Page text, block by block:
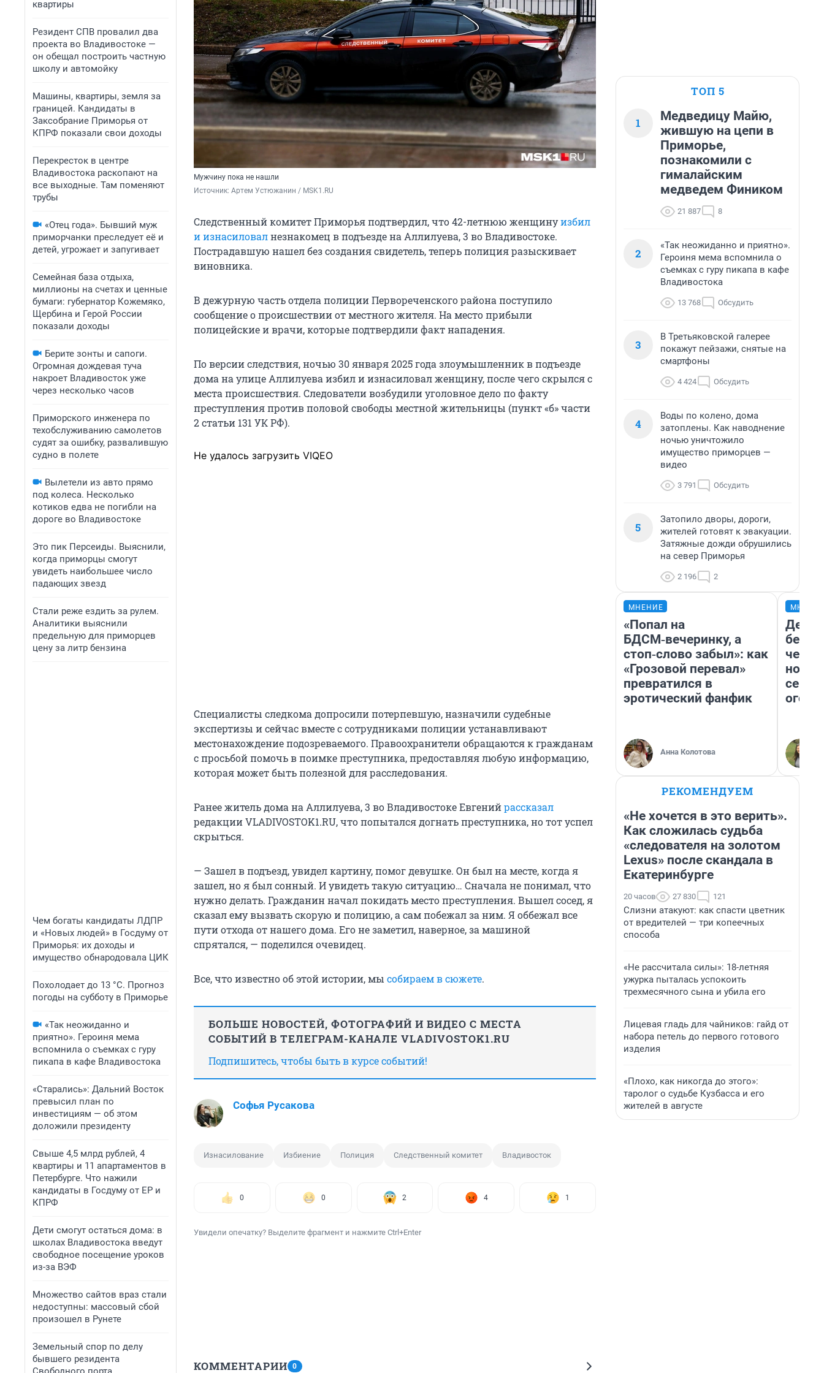
квартиры
Резидент СПВ провалил два
проекта во Владивостоке —
он обещал построить частную
школу и автомойку
Машины, квартиры, земля за
границей. Кандидаты в
Заксобрание Приморья от
КПРФ показали свои доходы
Перекресток в центре
Владивостока раскопают на
все выходные. Там поменяют
трубы
«Отец года». Бывший муж
приморчанки преследует её и
детей, угрожает и запугивает
Семейная база отдыха,
миллионы на счетах и ценные
бумаги: губернатор Кожемяко,
Щербина и Герой России
показали доходы
Берите зонты и сапоги.
Огромная дождевая туча
накроет Владивосток уже
через несколько часов
Приморского инженера по
техобслуживанию самолетов
судят за ошибку, развалившую
судно в полете
Вылетели из авто прямо
под колеса. Несколько
котиков едва не погибли на
дороге во Владивостоке
Это пик Персеиды. Выяснили,
когда приморцы смогут
увидеть наибольшее число
падающих звезд
Стали реже ездить за рулем.
Аналитики выяснили
предельную для приморцев
цену за литр бензина
Чем богаты кандидаты ЛДПР
и «Новых людей» в Госдуму от
Приморья: их доходы и
имущество обнародовала ЦИК
Похолодает до 13 °C. Прогноз
погоды на субботу в Приморье
«Так неожиданно и
приятно». Героиня мема
вспомнила о съемках с гуру
пикапа в кафе Владивостока
«Старались»: Дальний Восток
превысил план по
инвестициям — об этом
доложили президенту
Свыше 4,5 млрд рублей, 4
квартиры и 11 апартаментов в
Петербурге. Что нажили
кандидаты в Госдуму от ЕР и
КПРФ
Дети смогут остаться дома: в
школах Владивостока введут
свободное посещение уроков
из-за ВЭФ
Множество сайтов враз стали
недоступны: массовый сбой
произошел в Рунете
Земельный спор по делу
бывшего резидента
Мужчину пока не нашли
Источник: Артем Устюжанин / MSK1.RU
Следственный комитет Приморья подтвердил, что 42-летнюю женщинуизбил
и изнасиловалнезнакомец в подъезде на Аллилуева, 3 во Владивостоке.
Пострадавшую нашел без создания свидетель, теперь полиция разыскивает
виновника.
В дежурную часть отдела полиции Первореченского района поступило
сообщение о происшествии от местного жителя. На место прибыли
полицейские и врачи, которые подтвердили факт нападения.
По версии следствия, ночью 30 января 2025 года злоумышленник в подъезде
дома на улице Аллилуева избил и изнасиловал женщину, после чего скрылся с
места происшествия. Следователи возбудили уголовное дело по факту
преступления против половой свободы местной жительницы (пункт «б» части
2 статьи 131 УК РФ).
Не удалось загрузить VIQEO
Специалисты следкома допросили потерпевшую, назначили судебные
экспертизы и сейчас вместе с сотрудниками полиции устанавливают
местонахождение подозреваемого. Правоохранители обращаются к гражданам
с просьбой помочь в поимке преступника, предоставляя любую информацию,
которая может быть полезной для расследования.
Ранее житель дома на Аллилуева, 3 во Владивостоке Евгенийрассказал
редакции VLADIVOSTOK1.RU, что попытался догнать преступника, но тот успел
скрыться.
— Зашел в подъезд, увидел картину, помог девушке. Он был на месте, когда я
зашел, но я был сонный. И увидеть такую ситуацию… Сначала не понимал, что
нужно делать. Гражданин начал покидать место преступления. Вышел сосед, я
сказал ему вызвать скорую и полицию, а сам побежал за ним. Я оббежал все
пути отхода от нашего дома. Его не заметил, наверное, за машиной
спрятался, — поделился очевидец.
Все, что известно об этой истории, мы собираем в сюжете.
БОЛЬШЕ НОВОСТЕЙ, ФОТОГРАФИЙ И ВИДЕО С МЕСТА
СОБЫТИЙ В ТЕЛЕГРАМ-КАНАЛЕ VLADIVOSTOK1.RU
Подпишитесь, чтобы быть в курсе событий!
Софья Русакова
Изнасилование Избиение Полиция Следственный комитет Владивосток
0 0 2 4 1
Увидели опечатку? Выделите фрагмент и нажмите Ctrl+Enter
КОММЕНТАРИИ 0
ТОП 5
1
Медведицу Майю,
жившую на цепи в
Приморье,
познакомили с
гималайским
медведем Фиником
21 887 8
2
«Так неожиданно и приятно».
Героиня мема вспомнила о
съемках с гуру пикапа в кафе
Владивостока
13 768 Обсудить
3
В Третьяковской галерее
покажут пейзажи, снятые на
смартфоны
4 424 Обсудить
4
Воды по колено, дома
затоплены. Как наводнение
ночью уничтожило
имущество приморцев —
видео
3 791 Обсудить
5
Затопило дворы, дороги,
жителей готовят к эвакуации.
Затяжные дожди обрушились
на север Приморья
2 196 2
МНЕНИЕ
«Попал на
БДСМ‑вечеринку, а
стоп‑слово забыл»: как
«Грозовой перевал»
превратился в
эротический фанфик
Анна Колотова
без
РЕКОМЕНДУЕМ
«Не хочется в это верить».
Как сложилась судьба
«следователя на золотом
Lexus» после скандала в
Екатеринбурге
20 часов 27 830 121
Слизни атакуют: как спасти цветник
от вредителей — три копеечных
способа
«Не рассчитала силы»: 18-летняя
ужурка пыталась успокоить
трехмесячного сына и убила его
Лицевая гладь для чайников: гайд от
набора петель до первого готового
изделия
«Плохо, как никогда до этого»:
таролог о судьбе Кузбасса и его
жителей в августе